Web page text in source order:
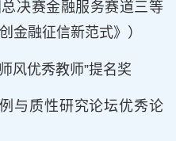
决赛金融服务赛道三等
金融征信新范式》）
风优秀教师”提名奖
与质性研究论坛优秀论